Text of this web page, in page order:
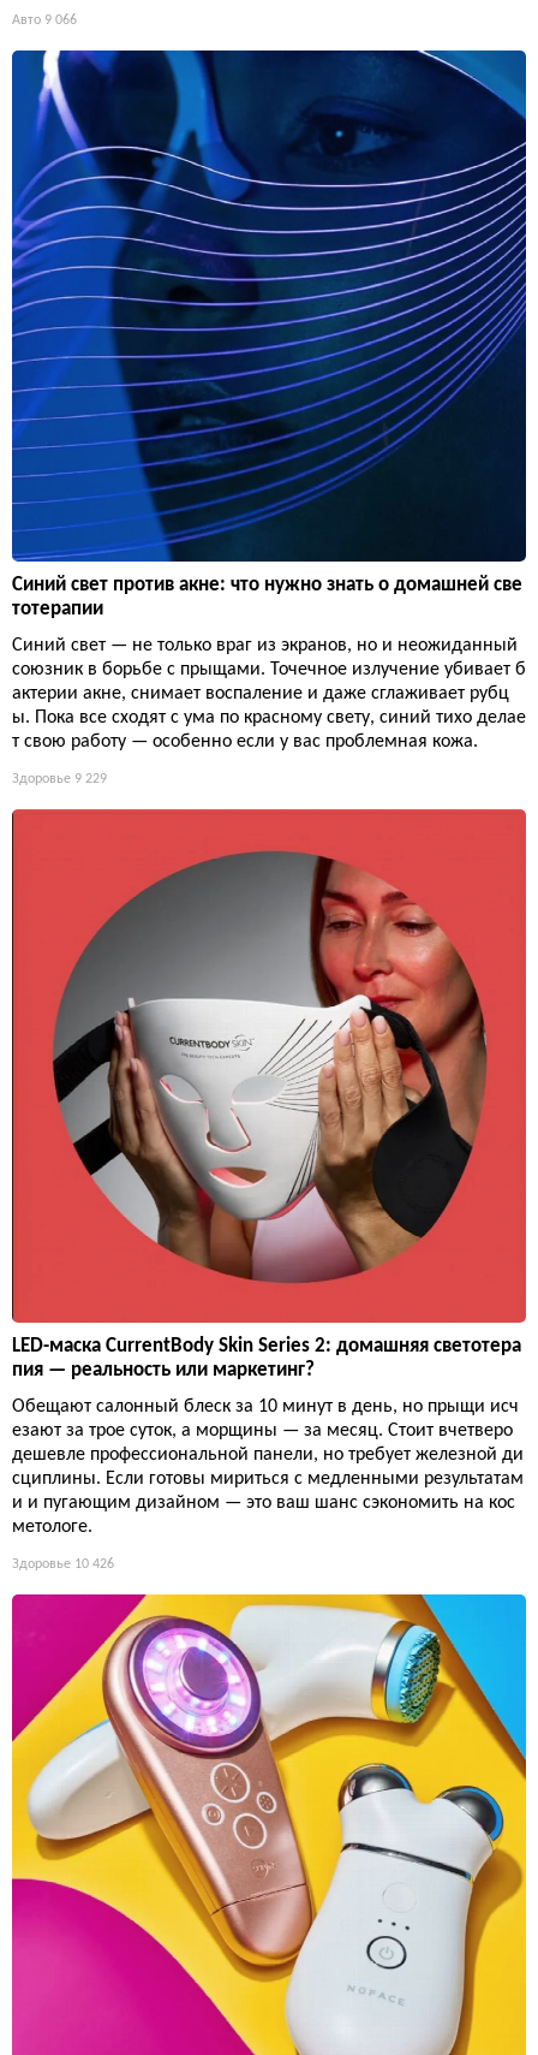
Авто 9 066
Синий свет против акне: что нужно знать о домашней све
тотерапии
Синий свет — не только враг из экранов, но и неожиданный
союзник в борьбе с прыщами. Точечное излучение убивает б
актерии акне, снимает воспаление и даже сглаживает рубц
ы. Пока все сходят с ума по красному свету, синий тихо делае
т свою работу — особенно если у вас проблемная кожа.
Здоровье 9 229
LED-маска CurrentBody Skin Series 2: домашняя светотера
пия — реальность или маркетинг?
Обещают салонный блеск за 10 минут в день, но прыщи исч
езают за трое суток, а морщины — за месяц. Стоит вчетверо
дешевле профессиональной панели, но требует железной ди
сциплины. Если готовы мириться с медленными результатам
и и пугающим дизайном — это ваш шанс сэкономить на кос
метологе.
Здоровье 10 426